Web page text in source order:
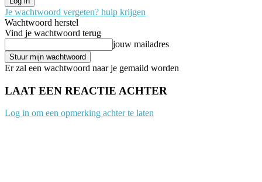
Je wachtwoord vergeten? hulp krijgen
Wachtwoord herstel
Vind je wachtwoord terug
jouw mailadres
Er zal een wachtwoord naar je gemaild worden
LAAT EEN REACTIE ACHTER
Log in om een opmerking achter te laten